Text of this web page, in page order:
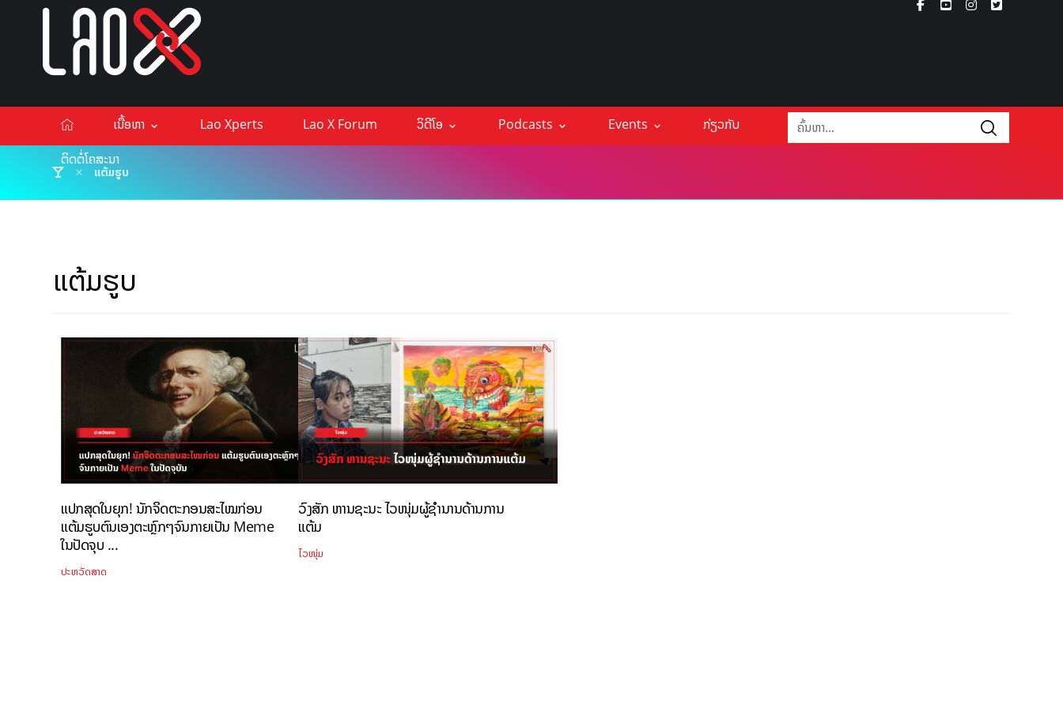
ເນື້ອຫາ Lao Xperts Lao X Forum ວິດີໂອ Podcasts Events
ກ່ຽວກັບ
ຕິດຕໍ່ໂຄສະນາ
ແຕ້ມຮູບ
ແຕ້ມຮູບ
ແປກສຸດໃນຍຸກ! ນັກຈິດຕະກອນສະໄໝກ່ອນ
ແຕ້ມຮູບຕົນເອງຕະຫຼົກໆຈົນກາຍເປັນ Meme
ໃນປັດຈຸບ ...
ປະຫວັດສາດ
ວົງສັກ ຫານຊະນະ ໄວໜຸ່ມຜູ້ຊຳນານດ້ານການ
ແຕ້ມ
ໄວໜຸ່ມ